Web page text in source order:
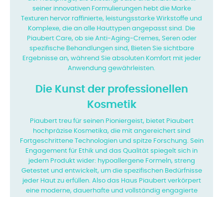
seiner innovativen Formulierungen hebt die Marke
Texturen hervor raffinierte, leistungsstarke Wirkstoffe und
Komplexe, die an alle Hauttypen angepasst sind. Die
Piaubert Care, ob sie Anti-Aging-Cremes, Seren oder
spezifische Behandlungen sind, Bieten Sie sichtbare
Ergebnisse an, während Sie absoluten Komfort mit jeder
Anwendung gewährleisten.
Die Kunst der professionellen
Kosmetik
Piaubert treu für seinen Pioniergeist, bietet Piaubert
hochpräzise Kosmetika, die mit angereichert sind
Fortgeschrittene Technologien und spitze Forschung. Sein
Engagement für Ethik und das Qualität spiegelt sich in
jedem Produkt wider: hypoallergene Formeln, streng
Getestet und entwickelt, um die spezifischen Bedürfnisse
jeder Haut zu erfüllen. Also das Haus Piaubert verkörpert
eine moderne, dauerhafte und vollständig engagierte